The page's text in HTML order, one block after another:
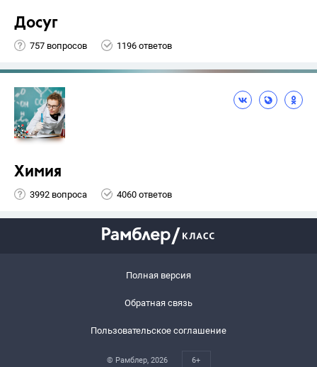
Досуг
757 вопросов 1196 ответов
Химия
3992 вопроса 4060 ответов
Полная версия
Обратная связь
Пользовательское соглашение
© Рамблер, 2026 6+